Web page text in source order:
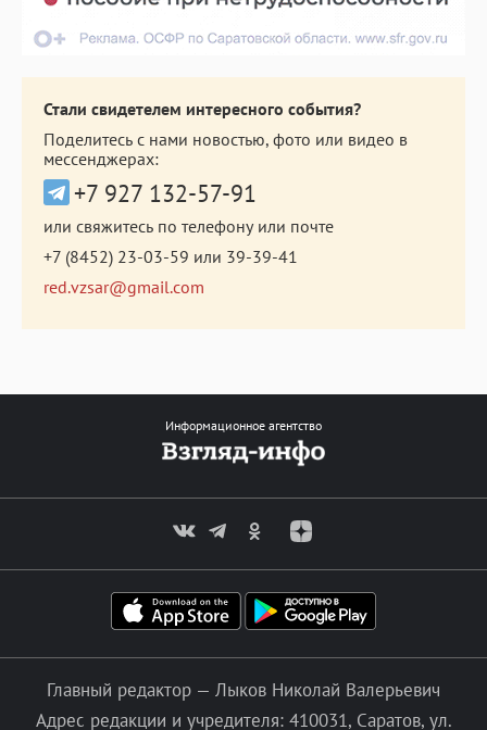
Стали свидетелем интересного события?
Поделитесь с нами новостью, фото или видео в
мессенджерах:
+7 927 132-57-91
или свяжитесь по телефону или почте
+7 (8452) 23-03-59 или 39-39-41
red.vzsar@gmail.com
Информационное агентство
Главный редактор — Лыков Николай Валерьевич
Адрес редакции и учредителя: 410031, Саратов, ул.